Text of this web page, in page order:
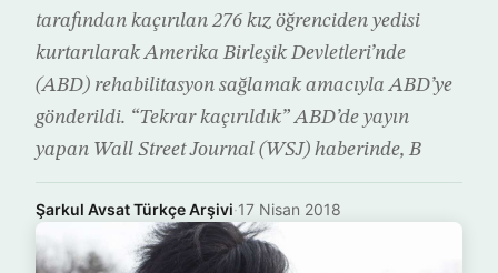
tarafından kaçırılan 276 kız öğrenciden yedisi
kurtarılarak Amerika Birleşik Devletleri’nde
(ABD) rehabilitasyon sağlamak amacıyla ABD’ye
gönderildi. “Tekrar kaçırıldık” ABD’de yayın
yapan Wall Street Journal (WSJ) haberinde, B
Şarkul Avsat Türkçe Arşivi·17 Nisan 2018